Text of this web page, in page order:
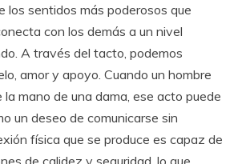
los sentidos más poderosos que
con los demás a un nivel
A través del tacto, podemos
amor y apoyo. Cuando un hombre
la mano de una dama, ese acto puede
un deseo de comunicarse sin
física que se produce es capaz de
de calidez y seguridad, lo que